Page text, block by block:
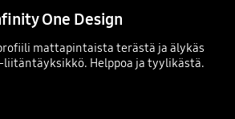
One Design
mattapintaista terästä ja älykäs
-liitäntäyksikkö. Helppoa ja tyylikästä.